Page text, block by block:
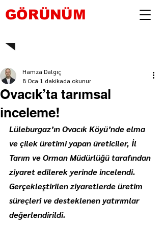
GÖRÜNÜM
Ovacık’ta tarımsal
inceleme!
Hamza Dalgıç
8 Oca 1 dakikada okunur
Lüleburgaz’ın Ovacık Köyü’nde elma
ve çilek üretimi yapan üreticiler, İl
Tarım ve Orman Müdürlüğü tarafından
ziyaret edilerek yerinde incelendi.
Gerçekleştirilen ziyaretlerde üretim
süreçleri ve desteklenen yatırımlar
değerlendirildi.